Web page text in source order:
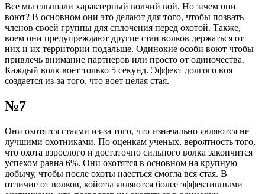
Все мы слышали характерный волчий вой. Но зачем они
воют? В основном они это делают для того, чтобы позвать
членов своей группы для сплочения перед охотой. Также,
воем они предупреждают другие стаи волков держаться от
них и их территории подальше. Одинокие особи воют чтобы
привлечь внимание партнеров или просто от одиночества.
Каждый волк воет только 5 секунд. Эффект долгого воя
создается из-за того, что воет целая стая.
№7
Они охотятся стаями из-за того, что изначально являются не
лучшими охотниками. По оценкам ученых, вероятность того,
что охота взрослого и достаточно сильного волка закончится
успехом равна 6%. Они охотятся в основном на крупную
добычу, чтобы после охоты наесться смогла вся стая. В
отличие от волков, койоты являются более эффективными